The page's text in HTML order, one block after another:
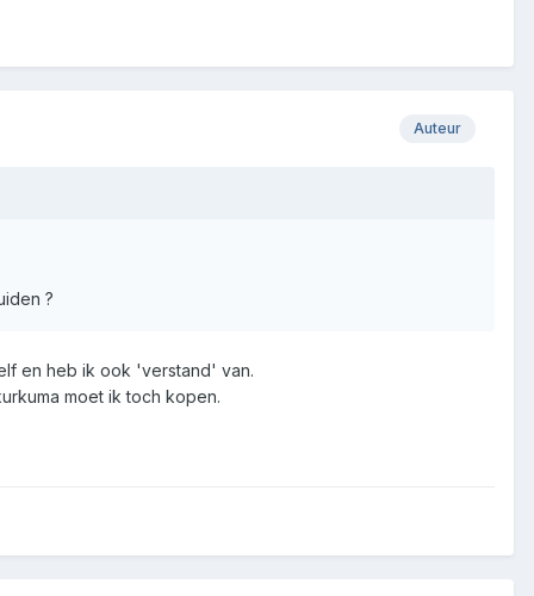
Auteur
?
en heb ik ook 'verstand' van.
moet ik toch kopen.